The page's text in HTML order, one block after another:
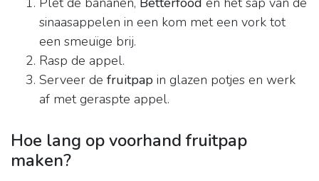
sinaasappelen in een kom met een vork tot
een smeuïge brij.
Rasp de appel.
Serveer de fruitpap in glazen potjes en werk
af met geraspte appel.
Hoe lang op voorhand fruitpap
maken?